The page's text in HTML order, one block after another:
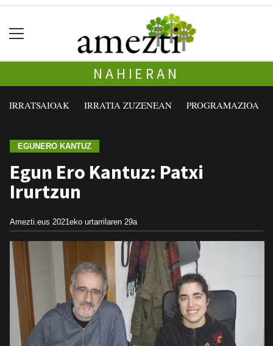
NAHIERAN
IRRATSAIOAK IRRATIA ZUZENEAN PROGRAMAZIOA
EGUNERO KANTUZ
Egun Ero Kantuz: Patxi
Irurtzun
Amezti.eus 2021eko urtarrilaren 29a